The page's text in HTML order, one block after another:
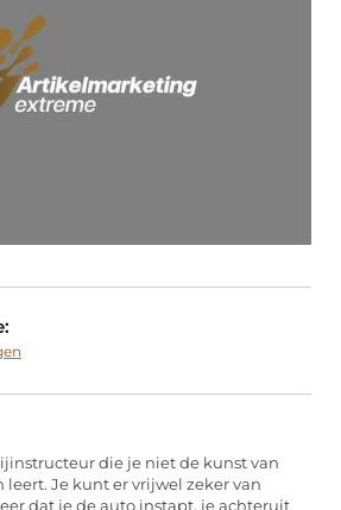
die je niet de kunst van
Je kunt er vrijwel zeker van
dat je de auto instapt, je achteruit